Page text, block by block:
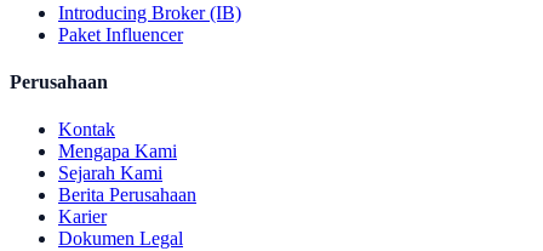
Introducing Broker (IB)
Paket Influencer
Perusahaan
Kontak
Mengapa Kami
Sejarah Kami
Berita Perusahaan
Karier
Dokumen Legal